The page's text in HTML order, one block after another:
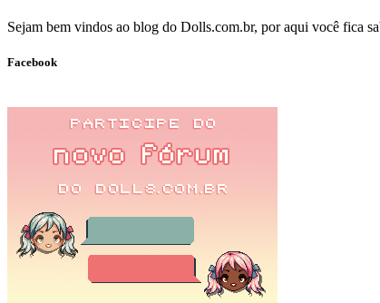
Sejam bem vindos ao blog do Dolls.com.br, por aqui você fica
Facebook